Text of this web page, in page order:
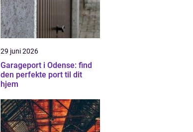
29 juni 2026
Garageport i Odense: find
den perfekte port til dit
hjem